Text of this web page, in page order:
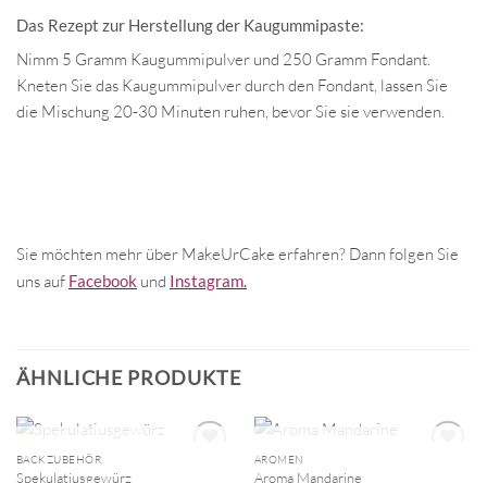
Das Rezept zur Herstellung der Kaugummipaste:
Nimm 5 Gramm Kaugummipulver und 250 Gramm Fondant.
Kneten Sie das Kaugummipulver durch den Fondant, lassen Sie
die Mischung 20-30 Minuten ruhen, bevor Sie sie verwenden.
Sie möchten mehr über MakeUrCake erfahren? Dann folgen Sie
uns auf Facebook und Instagram.
ÄHNLICHE PRODUKTE
NICHT VORRÄTIG
BACKZUBEHÖR
Spekulatiusgewürz
NICHT VORRÄTIG
AROMEN
Aroma Mandarine